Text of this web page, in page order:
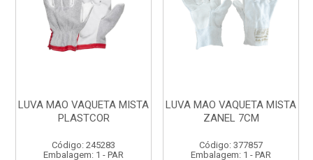
LUVA MAO VAQUETA MISTA
PLASTCOR
Código: 245283
Embalagem: 1 - PAR
LUVA MAO VAQUETA MISTA
ZANEL 7CM
Código: 377857
Embalagem: 1 - PAR